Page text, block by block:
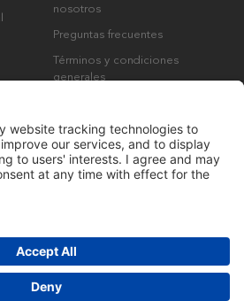
nosotros
Preguntas frecuentes
Términos y condiciones
generales
Brands AB 2023. Todos los derechos